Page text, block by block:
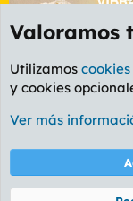
Etiquetas
Cookies
PL
Valoramos
Utilizamos cookies
y cookies
Ver más